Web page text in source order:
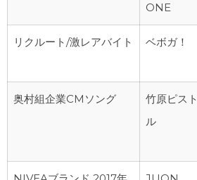
ONE
リクルート/激レアバイト ベボガ！
奥村組企業CMソング
竹原ピスト
ル